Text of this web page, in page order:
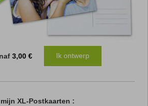
3,00 € Ik ontwerp
XL-Postkaarten :